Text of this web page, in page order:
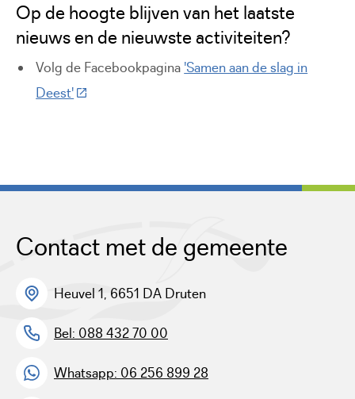
Op de hoogte blijven van het laatste
nieuws en de nieuwste activiteiten?
Volg de Facebookpagina 'Samen aan de slag in
Deest'(Deze link gaat naar een externe website)
Contact met de gemeente
Heuvel 1, 6651 DA Druten
Bel: 088 432 70 00
Whatsapp: 06 256 899 28